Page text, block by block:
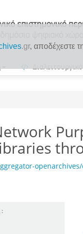
.gr, αποδέχεστε
: